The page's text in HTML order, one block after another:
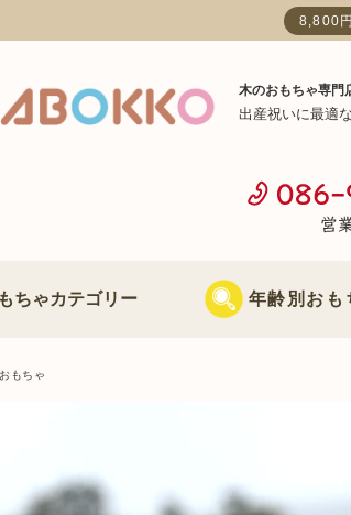
8,800
木のおもちゃ専
出産祝いに最適
ちゃカテゴリー
おもちゃ
け木のおもちゃ
年齢別おも
2歳に最適なおもちゃ
おもちゃ